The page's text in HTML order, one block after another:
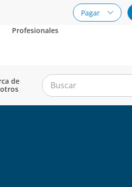
Pagar
Profesionales
de